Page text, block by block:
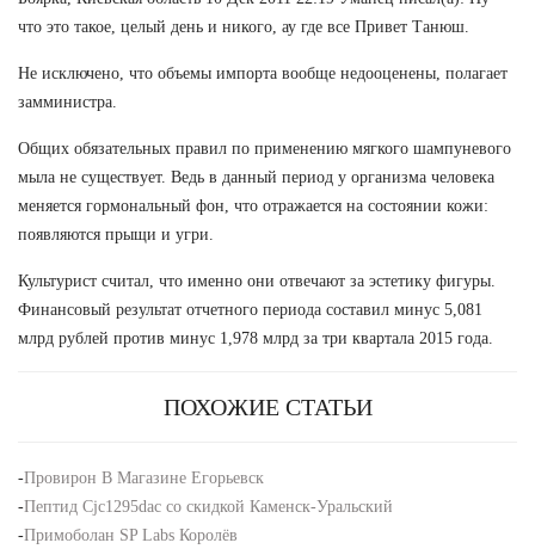
что это такое, целый день и никого, ау где все Привет Танюш.
Не исключено, что объемы импорта вообще недооценены, полагает
замминистра.
Общих обязательных правил по применению мягкого шампуневого
мыла не существует. Ведь в данный период у организма человека
меняется гормональный фон, что отражается на состоянии кожи:
появляются прыщи и угри.
Культурист считал, что именно они отвечают за эстетику фигуры.
Финансовый результат отчетного периода составил минус 5,081
млрд рублей против минус 1,978 млрд за три квартала 2015 года.
ПОХОЖИЕ СТАТЬИ
-Провирон В Магазине Егорьевск
-Пептид Cjc1295dac со скидкой Каменск-Уральский
-Примоболан SP Labs Королёв